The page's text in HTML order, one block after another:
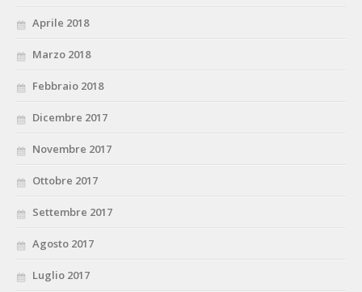
Aprile 2018
Marzo 2018
Febbraio 2018
Dicembre 2017
Novembre 2017
Ottobre 2017
Settembre 2017
Agosto 2017
Luglio 2017